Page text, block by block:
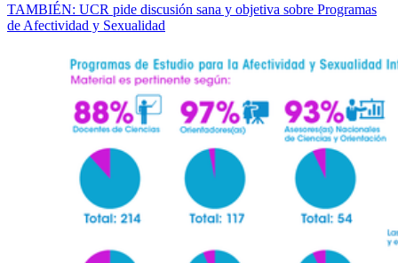
TAMBIÉN: UCR pide discusión sana y objetiva sobre Programas
de Afectividad y Sexualidad